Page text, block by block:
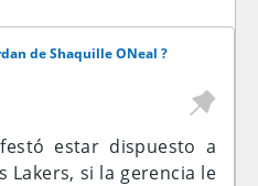
thread encabeza las
(24) y total de bases
26-13 (.500) con tres
y OPS de 1.436
de Shaquille ONeal ?
estar dispuesto a
Lakers, si la gerencia le